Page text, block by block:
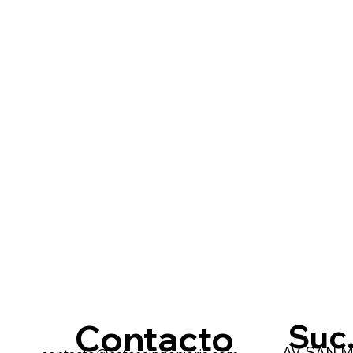
Contacto